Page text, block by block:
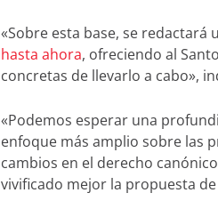
«Sobre esta base, se redactará
hasta ahora, ofreciendo al
concretas de llevarlo a cabo»,
«Podemos esperar una
enfoque más amplio sobre las
cambios en el derecho
vivificado mejor la propuesta